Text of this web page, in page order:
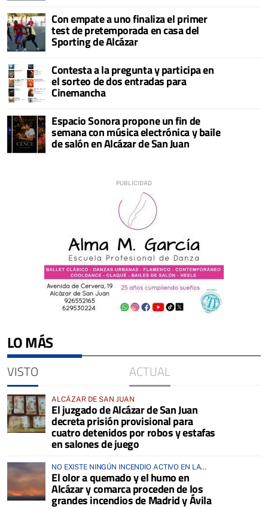
Con empate a uno finaliza el primer
test de pretemporada en casa del
Sporting de Alcázar
Contesta a la pregunta y participa en
el sorteo de dos entradas para
Cinemancha
Espacio Sonora propone un fin de
semana con música electrónica y baile
de salón en Alcázar de San Juan
LO MÁS
VISTO ACTUAL
ALCÁZAR DE SAN JUAN
El juzgado de Alcázar de San Juan
decreta prisión provisional para
cuatro detenidos por robos y estafas
en salones de juego
NO EXISTE NINGÚN INCENDIO ACTIVO EN LA
COMARCA
El olor a quemado y el humo en
Alcázar y comarca proceden de los
grandes incendios de Madrid y Ávila